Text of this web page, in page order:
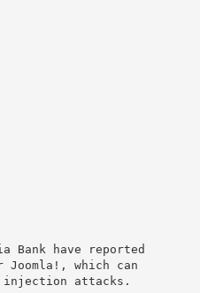
Bank have reported
Joomla!, which can
injection attacks.